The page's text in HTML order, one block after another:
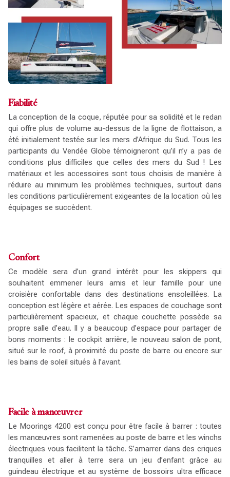
Fiabilité
La conception de la coque, réputée pour sa solidité et le redan
qui offre plus de volume au-dessus de la ligne de flottaison, a
été initialement testée sur les mers d’Afrique du Sud. Tous les
participants du Vendée Globe témoigneront qu’il n’y a pas de
conditions plus difficiles que celles des mers du Sud ! Les
matériaux et les accessoires sont tous choisis de manière à
réduire au minimum les problèmes techniques, surtout dans
les conditions particulièrement exigeantes de la location où les
équipages se succèdent.
Confort
Ce modèle sera d’un grand intérêt pour les skippers qui
souhaitent emmener leurs amis et leur famille pour une
croisière confortable dans des destinations ensoleillées. La
conception est légère et aérée. Les espaces de couchage sont
particulièrement spacieux, et chaque couchette possède sa
propre salle d’eau. Il y a beaucoup d’espace pour partager de
bons moments : le cockpit arrière, le nouveau salon de pont,
situé sur le roof, à proximité du poste de barre ou encore sur
les bains de soleil situés à l’avant.
Facile à manœuvrer
Le Moorings 4200 est conçu pour être facile à barrer : toutes
les manœuvres sont ramenées au poste de barre et les winchs
électriques vous facilitent la tâche. S’amarrer dans des criques
tranquilles et aller à terre sera un jeu d’enfant grâce au
guindeau électrique et au système de bossoirs ultra efficace